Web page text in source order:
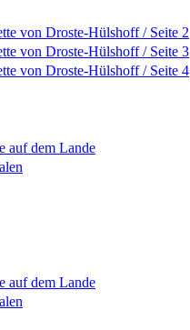
von Droste-Hülshoff / Seite 2
von Droste-Hülshoff / Seite 3
von Droste-Hülshoff / Seite 4
auf dem Lande
auf dem Lande